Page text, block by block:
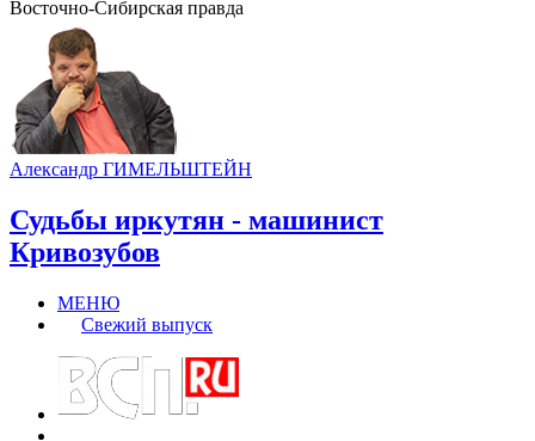
Восточно-Сибирская правда
Александр ГИМЕЛЬШТЕЙН
Судьбы иркутян - машинист
Кривозубов
МЕНЮ
Свежий выпуск